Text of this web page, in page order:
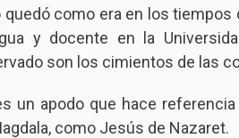
quedó como era en los
y docente en la
son los cimientos de las
un apodo que hace
como Jesús de Nazaret.